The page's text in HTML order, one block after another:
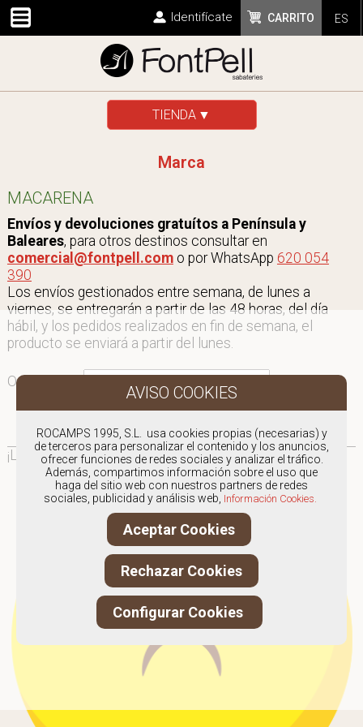
ES
CARRITO
Identifícate
TIENDA
Marca
MACARENA
Envíos y devoluciones gratuítos a Península y
Baleares, para otros destinos consultar en
comercial@fontpell.como por WhatsApp 620 054
390
Los envíos gestionados entre semana, de lunes a
viernes, se entregarán a partir de las 48 horas, del día
hábil, y los pedidos realizados en fin de semana, el
producto se enviará a partir del lunes.
Ordenar por:
¡Ooops!
¡Lo sentimos!Parece que no hay nada por aquí...
ROCAMPS 1995, S.L. usa cookies propias (necesarias) y
de terceros para personalizar el contenido y los anuncios,
ofrecer funciones de redes sociales y analizar el tráfico.
Además, compartimos información sobre el uso que
haga del sitio web con nuestros partners de redes
sociales, publicidad y análisis web, Información Cookies.
Aceptar Cookies
Rechazar Cookies
Configurar Cookies